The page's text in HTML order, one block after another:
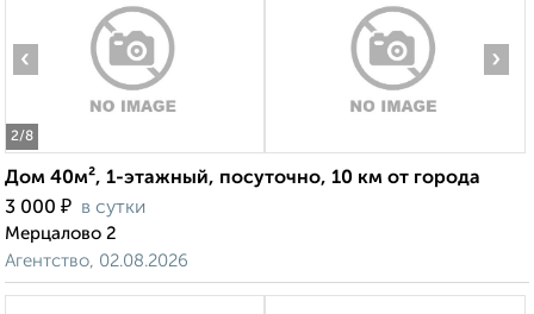
2/8
‹ ›
Дом 40м², 1-этажный, посуточно, 10 км от города
3 000 ₽ в сутки
Мерцалово 2
Агентство, 02.08.2026